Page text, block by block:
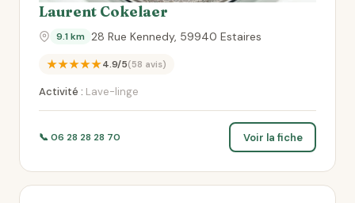
Laurent Cokelaer
9.1 km 28 Rue Kennedy, 59940 Estaires
★★★★★4.9/5(58 avis)
Activité : Lave-linge
📞 06 28 28 28 70 Voir la fiche